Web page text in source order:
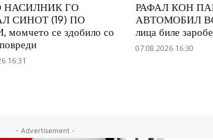
НАСИЛНИК ГО
СИНОТ (19) ПО
се здобило со
16:31
РАФАЛ КОН
АВТОМОБИЛ
лица биле
07.08.2026 16:30
- Advertisement -